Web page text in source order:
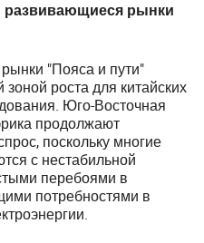
развивающиеся рынки
"Пояса и пути"
роста для китайских
Юго-Восточная
продолжают
поскольку многие
с нестабильной
перебоями в
потребностями в